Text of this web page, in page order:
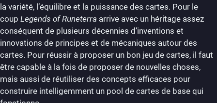
la variété, l’équilibre et la puissance des cartes. Pour le
coup Legends of Runeterra arrive avec un héritage assez
conséquent de plusieurs décennies d’inventions et
innovations de principes et de mécaniques autour des
cartes. Pour réussir à proposer un bon jeu de cartes, il faut
être capable à la fois de proposer de nouvelles choses,
mais aussi de réutiliser des concepts efficaces pour
construire intelligemment un pool de cartes de base qui